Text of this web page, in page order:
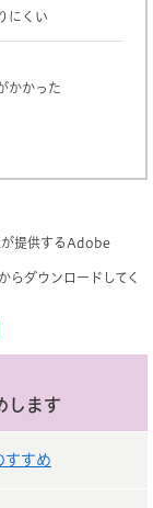
にくい
かかった
が提供するAdobe
ダウンロードしてく
します
すすめ